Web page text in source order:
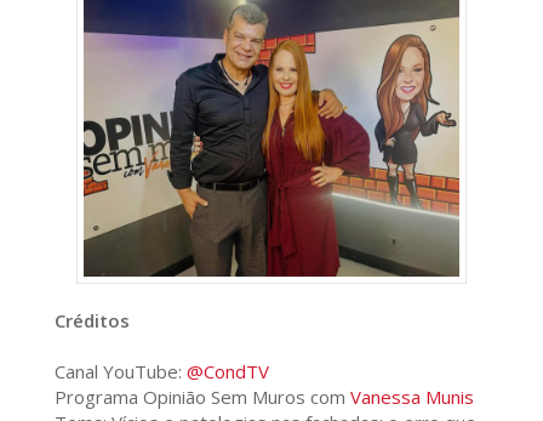
Créditos
Canal YouTube: @CondTV
Programa Opinião Sem Muros com Vanessa Munis